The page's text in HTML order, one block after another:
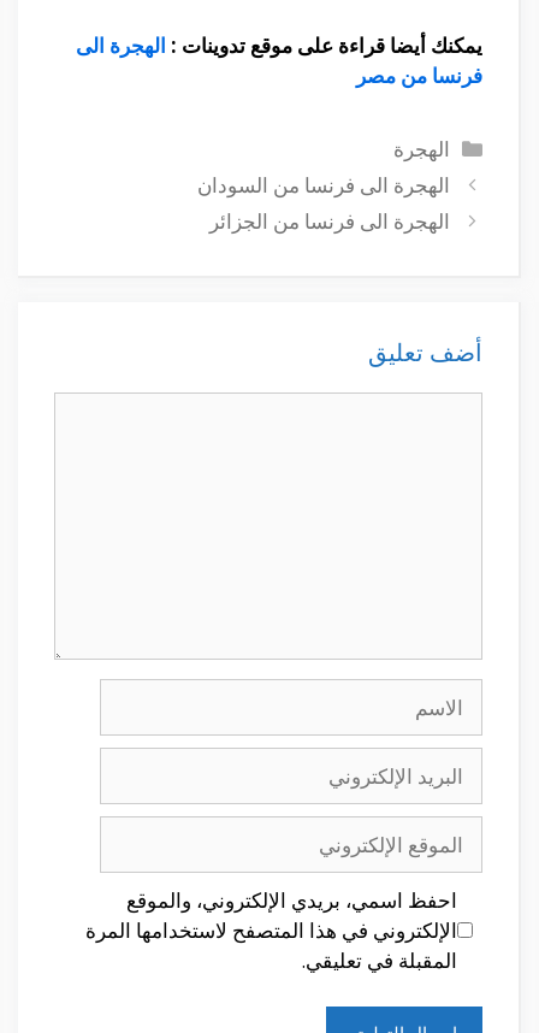
يمكنك أيضا قراءة على موقع تدوينات : الهجرة الى
فرنسا من مصر
التصنيفات
الهجرة
الهجرة الى فرنسا من السودان
الهجرة الى فرنسا من الجزائر
أضف تعليق
الاسم
البريد
الإلكتروني
الموقع
الإلكتروني
احفظ اسمي، بريدي الإلكتروني، والموقع
الإلكتروني في هذا المتصفح لاستخدامها المرة
المقبلة في تعليقي.